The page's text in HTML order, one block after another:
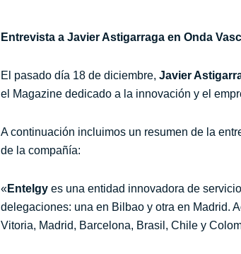
Entrevista a Javier Astigarraga en Onda
El pasado día 18 de diciembre, Javier
el Magazine dedicado a la innovación y el
A continuación incluimos un resumen de la
de la compañía:
«Entelgy es una entidad innovadora de
delegaciones: una en Bilbao y otra en Madrid.
Vitoria, Madrid, Barcelona, Brasil, Chile y